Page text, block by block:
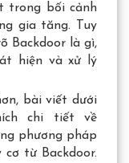
trong bối cảnh
gia tăng. Tuy
Backdoor là gì,
hiện và xử lý
bài viết dưới
chi tiết về
phương pháp
cơ từ Backdoor.